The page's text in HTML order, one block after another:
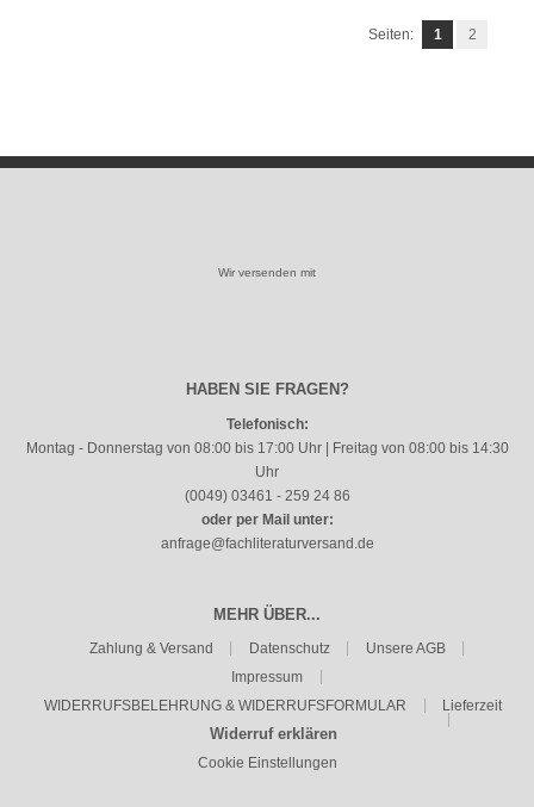
Seiten: 1 2
Wir versenden mit
HABEN SIE FRAGEN?
Telefonisch:
Montag - Donnerstag von 08:00 bis 17:00 Uhr | Freitag von 08:00 bis 14:30
Uhr
(0049) 03461 - 259 24 86
oder per Mail unter:
anfrage@fachliteraturversand.de
MEHR ÜBER...
Zahlung & Versand Datenschutz
Unsere AGB
Impressum
WIDERRUFSBELEHRUNG & WIDERRUFSFORMULAR
Lieferzeit
Widerruf erklären
Cookie Einstellungen